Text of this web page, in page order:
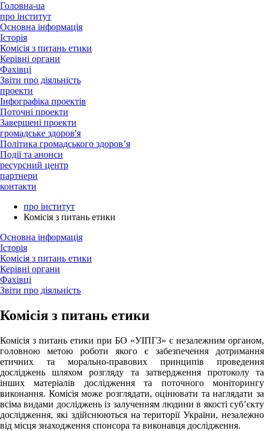
Головна-ua
про інститут
Основна інформація
Історія
Комісія з питань етики
Керівні органи
Фахівці
Звіти про діяльність
проекти
Інфографіка проектів
Поточні проекти
Завершені проекти
громадське здоров'я
Політика громадського здоров’я
Події та анонси
ресурсний центр
партнери
контакти
про інститут
Комісія з питань етики
Основна інформація
Історія
Комісія з питань етики
Керівні органи
Фахівці
Звіти про діяльність
Комісія з питань етики
Комісія з питань етики при БО «УІПГЗ» є незалежним органом,
головною метою роботи якого є забезпечення дотримання
етичних та морально-правових принципів проведення
досліджень шляхом розгляду та затвердження протоколу та
інших матеріалів дослідження та поточного моніторингу
виконання. Комісія може розглядати, оцінювати та наглядати за
всіма видами досліджень із залученням людини в якості суб’єкту
дослідження, які здійснюються на території України, незалежно
від місця знаходження спонсора та виконавця дослідження.